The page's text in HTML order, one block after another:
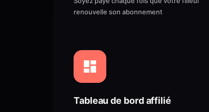
renouvelle son abonnement
Tableau de bord affilié